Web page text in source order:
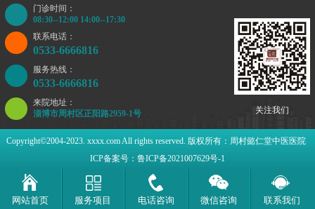
关注我们
门诊时间：
08:30--12:00 14:00--17:30
联系电话：
0533-6666816
服务热线：
0533-6666816
来院地址：
淄博市周村区正阳路2959-1号
Copyright©2004-2023. xxxx.com All rights reserved. 版权所有：周村懿仁堂中医医院
ICP备案号：鲁ICP备2021007629号-1
网站首页 服务项目 电话咨询 微信咨询 联系我们